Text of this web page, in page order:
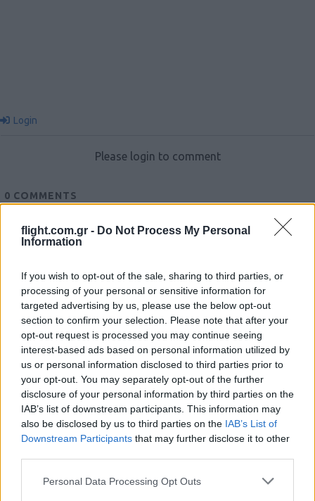
flight.com.gr - Do Not Process My Personal
Information
If you wish to opt-out of the sale, sharing to third parties, or
processing of your personal or sensitive information for
targeted advertising by us, please use the below opt-out
section to confirm your selection. Please note that after your
opt-out request is processed you may continue seeing
interest-based ads based on personal information utilized by
us or personal information disclosed to third parties prior to
your opt-out. You may separately opt-out of the further
disclosure of your personal information by third parties on the
IAB’s list of downstream participants. This information may
also be disclosed by us to third parties on the IAB’s List of
Downstream Participants that may further disclose it to other
Please note that this website/app uses one or more Google
Personal Data Processing Opt Outs
Ροή Ειδήσεων
Quiz 759
Login
Please login to comment
0 COMMENTS